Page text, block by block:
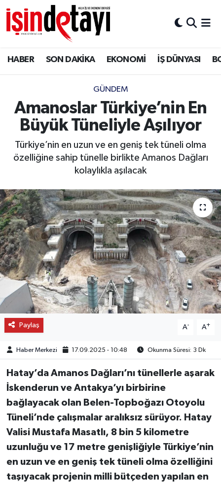
HABER SON DAKİKA EKONOMİ İŞ DÜNYASI
GÜNDEM
Amanoslar Türkiye’nin En
Büyük Tüneliyle Aşılıyor
Türkiye’nin en uzun ve en geniş tek tüneli olma
özelliğine sahip tünelle birlikte Amanos Dağları
kolaylıkla aşılacak
Paylaş A- A+
Haber Merkezi 17.09.2025 - 10:48 Okunma Süresi: 3 Dk
Hatay’da Amanos Dağları’nı tünellerle aşarak
İskenderun ve Antakya’yı birbirine
bağlayacak olan Belen-Topboğazı Otoyolu
Tüneli’nde çalışmalar aralıksız sürüyor. Hatay
Valisi Mustafa Masatlı, 8 bin 5 kilometre
uzunluğu ve 17 metre genişliğiyle Türkiye’nin
en uzun ve en geniş tek tüneli olma özelliğini
taşıyacak projenin milli bütçeden yapılan en
DÜNYA
Eğitim
ENERJİ HABERİ
HABER
LOJİSTİK
MAGAZİN
OTO DETAY
SAĞLIK
SON DAKİKA
SPOR
Nöbetçi Eczaneler
Hava Durumu
İstanbul Namaz Vakitleri
Trafik Durumu
Tüm Manşetler
Son Dakika Haberleri
Haber Arşivi